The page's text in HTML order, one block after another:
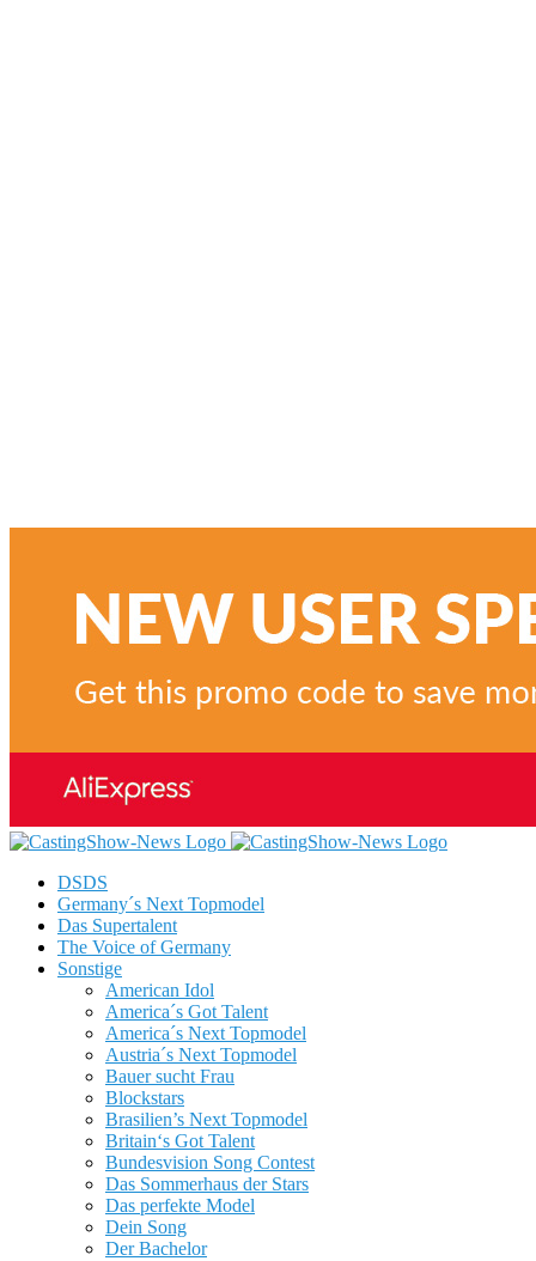
DSDS
Germany´s Next Topmodel
Das Supertalent
The Voice of Germany
Sonstige
American Idol
America´s Got Talent
America´s Next Topmodel
Austria´s Next Topmodel
Bauer sucht Frau
Blockstars
Brasilien’s Next Topmodel
Britain‘s Got Talent
Bundesvision Song Contest
Das Sommerhaus der Stars
Das perfekte Model
Dein Song
Der Bachelor